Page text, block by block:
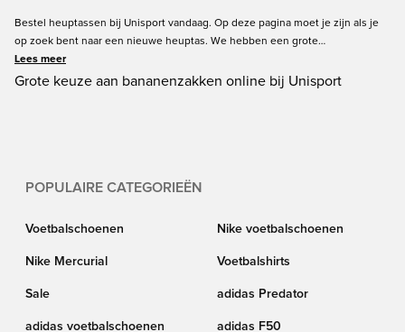
Bestel heuptassen bij Unisport vandaag. Op deze pagina moet je zijn als je
op zoek bent naar een nieuwe heuptas. We hebben een grote
verscheidenheid aan heuptassen. U kunt verschillende stijlen vinden in
slimme kleuren. We hebben heuptassen voor heren, dus pak de tas die je
Lees meer
Grote keuze aan bananenzakken online bij Unisport
POPULAIRE CATEGORIEËN
Voetbalschoenen Nike voetbalschoenen
Nike Mercurial Voetbalshirts
Sale adidas Predator
adidas voetbalschoenen adidas F50